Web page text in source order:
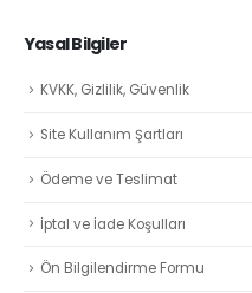
Yasal Bilgiler
KVKK, Gizlilik, Güvenlik
Site Kullanım Şartları
Ödeme ve Teslimat
İptal ve İade Koşulları
Ön Bilgilendirme Formu